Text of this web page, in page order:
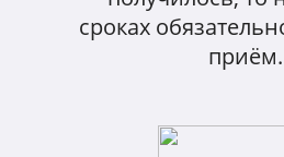
сроках
приём.